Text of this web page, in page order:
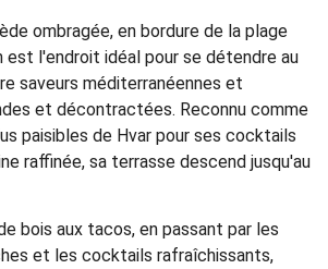
ombragée, en bordure de la plage
est l'endroit idéal pour se détendre au
saveurs méditerranéennes et
et décontractées. Reconnu comme
paisibles de Hvar pour ses cocktails
raffinée, sa terrasse descend jusqu'au
bois aux tacos, en passant par les
et les cocktails rafraîchissants,